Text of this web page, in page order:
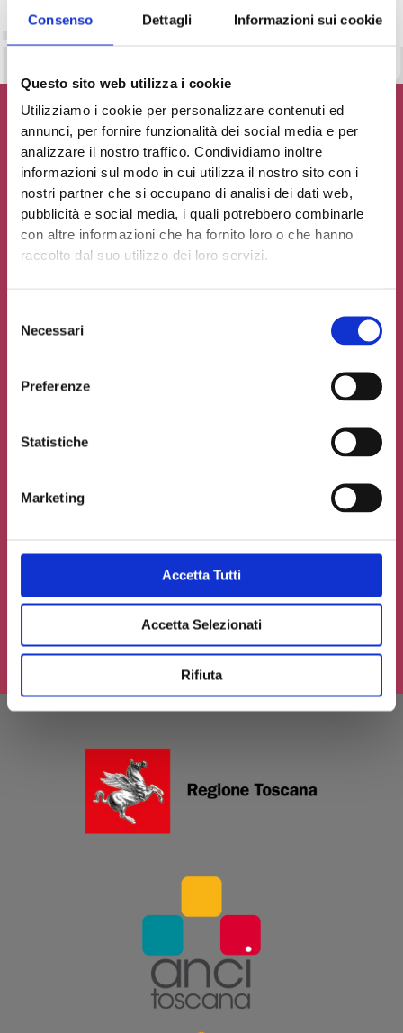
Consenso Dettagli Informazioni sui cookie
Questo sito web utilizza i cookie
Utilizziamo i cookie per personalizzare contenuti ed
annunci, per fornire funzionalità dei social media e per
analizzare il nostro traffico. Condividiamo inoltre
informazioni sul modo in cui utilizza il nostro sito con i
nostri partner che si occupano di analisi dei dati web,
pubblicità e social media, i quali potrebbero combinarle
con altre informazioni che ha fornito loro o che hanno
raccolto dal suo utilizzo dei loro servizi.
delNecessari
Preferenze
Statistiche
Marketing
Accetta Tutti
Accetta Selezionati
Rifiuta
INVIA MESSAGGIO
Contribuisci al glossario
Seleziona un'opzione
Carica un file se necessario